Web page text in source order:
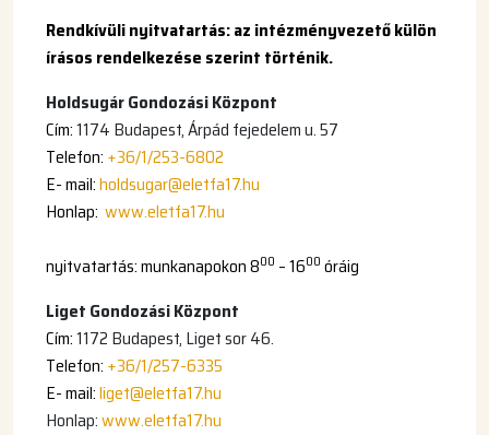
Rendkívüli nyitvatartás: az intézményvezető külön
írásos rendelkezése szerint történik.
Holdsugár Gondozási Központ
Cím:1174 Budapest, Árpád fejedelem u. 57
Telefon: +36/1/253-6802
E- mail:holdsugar@eletfa17.hu
Honlap: www.eletfa17.hu
nyitvatartás: munkanapokon 800 – 1600 óráig
Liget Gondozási Központ
Cím:1172 Budapest, Liget sor 46.
Telefon: +36/1/257-6335
E- mail:liget@eletfa17.hu
Honlap:www.eletfa17.hu